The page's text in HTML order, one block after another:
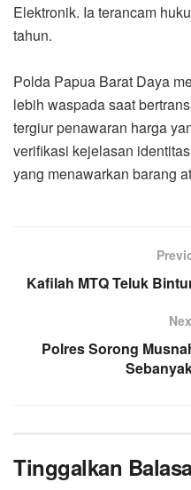
Elektronik. Ia terancam
tahun.
Polda Papua Barat Daya
lebih waspada saat
tergiur penawaran harga
verifikasi kejelasan
yang menawarkan barang
Kafilah MTQ Teluk
Polres Sorong
Tinggalkan